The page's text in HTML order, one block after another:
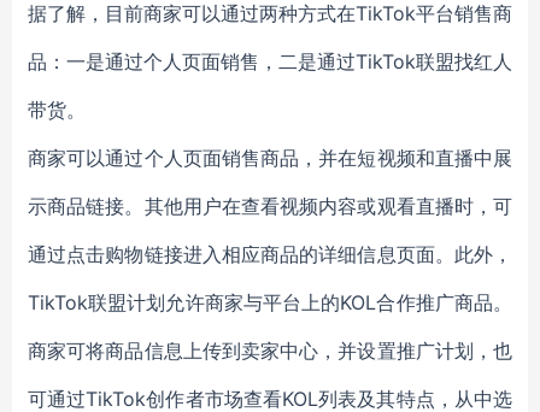
据了解，目前商家可以通过两种方式在TikTok平台销售商
品：一是通过个人页面销售，二是通过TikTok联盟找红人
带货。
商家可以通过个人页面销售商品，并在短视频和直播中展
示商品链接。其他用户在查看视频内容或观看直播时，可
通过点击购物链接进入相应商品的详细信息页面。此外，
TikTok联盟计划允许商家与平台上的KOL合作推广商品。
商家可将商品信息上传到卖家中心，并设置推广计划，也
可通过TikTok创作者市场查看KOL列表及其特点，从中选